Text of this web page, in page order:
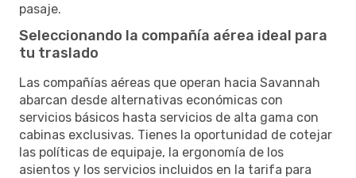
pasaje.
Seleccionando la compañía aérea ideal para
tu traslado
Las compañías aéreas que operan hacia Savannah
abarcan desde alternativas económicas con
servicios básicos hasta servicios de alta gama con
cabinas exclusivas. Tienes la oportunidad de cotejar
las políticas de equipaje, la ergonomía de los
asientos y los servicios incluidos en la tarifa para